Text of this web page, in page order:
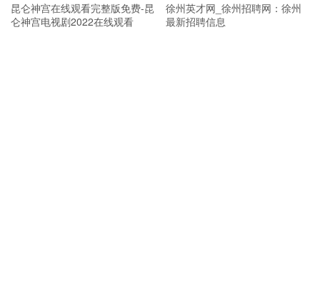
昆仑神宫在线观看完整版免费-昆
仑神宫电视剧2022在线观看
徐州英才网_徐州招聘网：徐州
最新招聘信息